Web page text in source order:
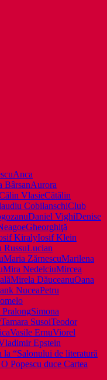
Anca
BârsanAurora
VlasieCătălin
CobilanschiClub
Daniel VighiDenise
Gheorghiţă
KiralyIosif Klein
RussuLucian
Maria ZărnescuMarilena
Mira NedelciuMircea
Mirela DăuceanuOana
NuceaPetru
PralongSimona
Tamara SusoiTeodor
Vasile ErnuViorel
Epstein
“Salonului de literatură
Popescu duce Cartea